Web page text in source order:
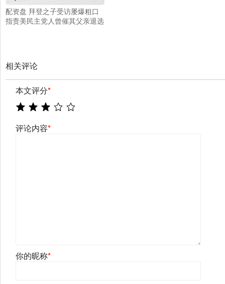
配资盘 拜登之子受访屡爆粗口
指责美民主党人曾催其父亲退选
相关评论
本文评分*
评论内容*
你的昵称*